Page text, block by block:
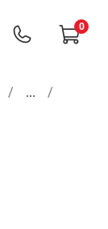
0
...